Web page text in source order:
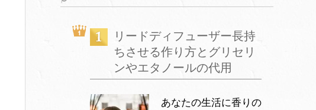
リードディフューザー長持
ちさせる作り方とグリセリ
ンやエタノールの代用
あなたの生活に香りの